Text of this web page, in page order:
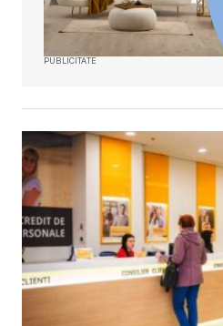
PUBLICITATE